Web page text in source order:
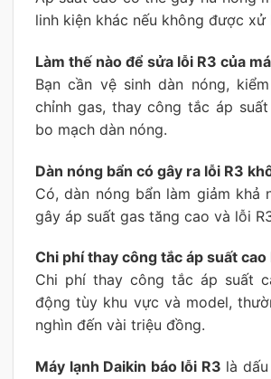
linh kiện khác nếu không được
Làm thế nào để sửa lỗi R3 của
Bạn cần vệ sinh dàn nóng,
chỉnh gas, thay công tắc áp
bo mạch dàn nóng.
Dàn nóng bẩn có gây ra lỗi R3
Có, dàn nóng bẩn làm giảm khả
gây áp suất gas tăng cao và lỗi
Chi phí thay công tắc áp suất cao
Chi phí thay công tắc áp suất
động tùy khu vực và model,
nghìn đến vài triệu đồng.
Máy lạnh Daikin báo lỗi R3 là